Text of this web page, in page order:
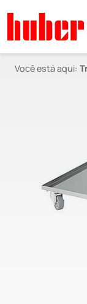
Você está aqui: